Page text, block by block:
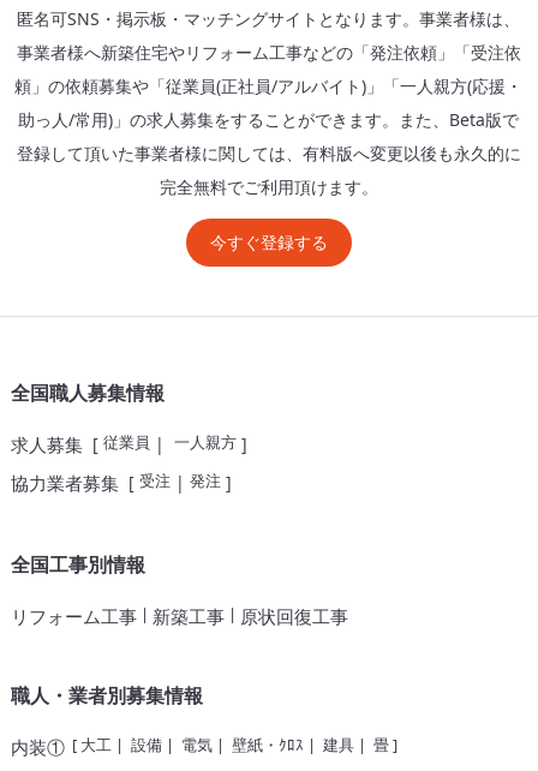
匿名可SNS・掲示板・マッチングサイトとなります。事業者様は、
事業者様へ新築住宅やリフォーム工事などの「発注依頼」「受注依
頼」の依頼募集や「従業員(正社員/アルバイト)」「一人親方(応援・
助っ人/常用)」の求人募集をすることができます。また、Beta版で
登録して頂いた事業者様に関しては、有料版へ変更以後も永久的に
完全無料でご利用頂けます。
今すぐ登録する
全国職人募集情報
求人募集[ 従業員| 一人親方]
協力業者募集[ 受注| 発注]
全国工事別情報
リフォーム工事| 新築工事| 原状回復工事
職人・業者別募集情報
内装①[ 大工| 設備| 電気| 壁紙・ｸﾛｽ | 建具| 畳]